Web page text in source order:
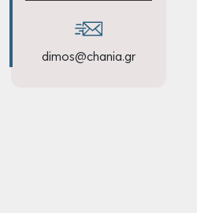
dimos@chania.gr